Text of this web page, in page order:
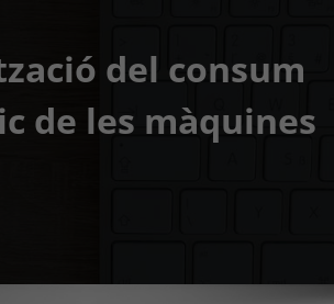
del consum
de les màquines